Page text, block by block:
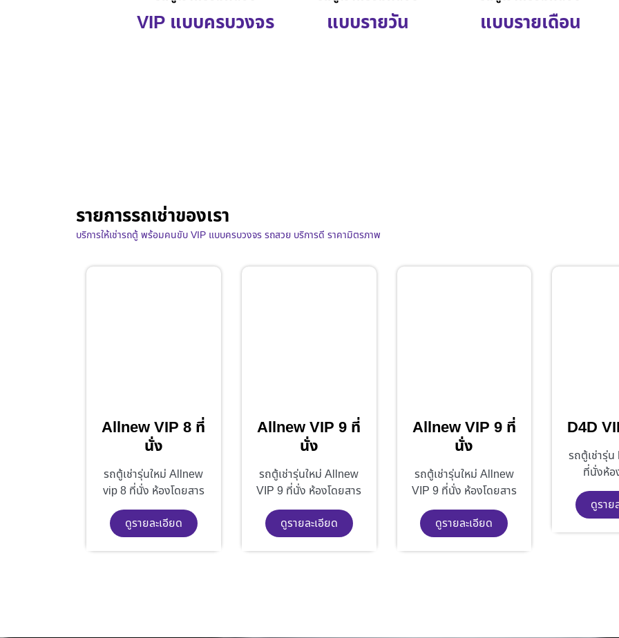
VIP แบบครบวงจร แบบรายวัน แบบรายเดือน
รายการรถเช่าของเรา
บริการให้เช่ารถตู้ พร้อมคนขับ VIP แบบครบวงจร รถสวย บริการดี ราคามิตรภาพ
Allnew VIP 8 ที่
นั่ง
รถตู้เช่ารุ่นใหม่ Allnew
vip 8 ที่นั่ง ห้องโดยสาร
ดูรายละเอียด
Allnew VIP 9 ที่
นั่ง
รถตู้เช่ารุ่นใหม่ Allnew
VIP 9 ที่นั่ง ห้องโดยสาร
ดูรายละเอียด
Allnew VIP 9 ที่
นั่ง
รถตู้เช่ารุ่นใหม่ Allnew
VIP 9 ที่นั่ง ห้องโดยสาร
ดูรายละเอียด
D4D
รถตู้เช่ารุ่
ที่นั่งห้อ
ดูราย